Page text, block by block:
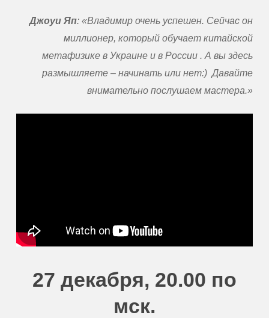
Джоуи Яп: «Владимир очень успешен. Сейчас он
миллионер, который обучает китайской
метафизике в Украине и в России . А вы здесь
размышляете – начинать или нет:) Давайте
внимательно послушаем мастера.»
27 декабря, 20.00 по
мск.